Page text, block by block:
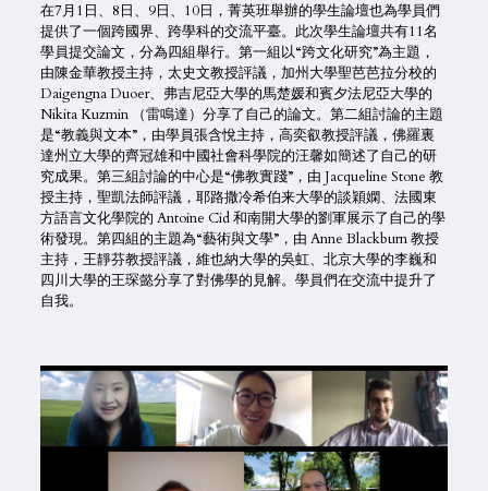
在7月1日、8日、9日、10日，菁英班舉辦的學生論壇也為學員們
提供了一個跨國界、跨學科的交流平臺。此次學生論壇共有11名
學員提交論文，分為四組舉行。第一組以“跨文化研究”為主題，
由陳金華教授主持，太史文教授評議，加州大學聖芭芭拉分校的
Daigengna Duoer、弗吉尼亞大學的馬楚媛和賓夕法尼亞大學的
Nikita Kuzmin （雷鳴達）分享了自己的論文。第二組討論的主題
是“教義與文本”，由學員張含悅主持，高奕叡教授評議，佛羅裏
達州立大學的齊冠雄和中國社會科學院的汪馨如簡述了自己的研
究成果。第三組討論的中心是“佛教實踐”，由 Jacqueline Stone 教
授主持，聖凱法師評議，耶路撒冷希伯来大學的談穎嫻、法國東
方語言文化學院的 Antoine Cid 和南開大學的劉軍展示了自己的學
術發現。第四組的主題為“藝術與文學”，由 Anne Blackburn 教授
主持，王靜芬教授評議，維也納大學的吳虹、北京大學的李巍和
四川大學的王琛懿分享了對佛學的見解。學員們在交流中提升了
自我。